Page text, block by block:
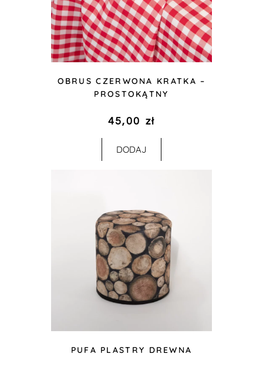
OBRUS CZERWONA KRATKA –
PROSTOKĄTNY
45,00 zł
DODAJ
PUFA PLASTRY DREWNA